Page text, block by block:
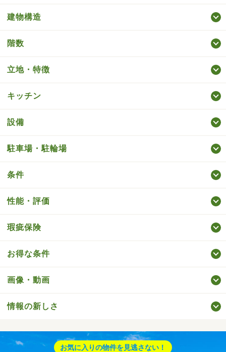
建物構造
階数
立地・特徴
キッチン
設備
駐車場・駐輪場
条件
性能・評価
瑕疵保険
お得な条件
画像・動画
情報の新しさ
お気に入りの物件を見逃さない！